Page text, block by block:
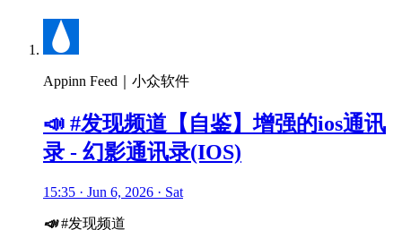
Appinn Feed｜小众软件
📣 #发现频道【自鉴】增强的ios通讯
录 - 幻影通讯录(IOS)
15:35 · Jun 6, 2026 · Sat
📣#发现频道